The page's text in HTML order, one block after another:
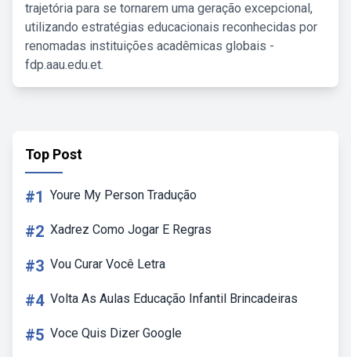
trajetória para se tornarem uma geração excepcional,
utilizando estratégias educacionais reconhecidas por
renomadas instituições acadêmicas globais -
fdp.aau.edu.et.
Top Post
#1 Youre My Person Tradução
#2 Xadrez Como Jogar E Regras
#3 Vou Curar Você Letra
#4 Volta As Aulas Educação Infantil Brincadeiras
#5 Voce Quis Dizer Google